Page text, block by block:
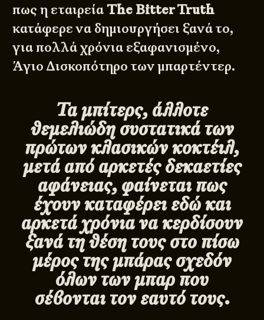
πως η εταιρεία The Bitter Truth
κατάφερε να δημιουργήσει ξανά το,
για πολλά χρόνια εξαφανισμένο,
Άγιο Δισκοπότηρο των μπαρτέντερ.
Τα μπίτερς, άλλοτε
θεμελιώδη συστατικά των
πρώτων κλασικών κοκτέιλ,
μετά από αρκετές δεκαετίες
αφάνειας, φαίνεται πως
έχουν καταφέρει εδώ και
αρκετά χρόνια να κερδίσουν
ξανά τη θέση τους στο πίσω
μέρος της μπάρας σχεδόν
όλων των μπαρ που
σέβονται τον εαυτό τους.